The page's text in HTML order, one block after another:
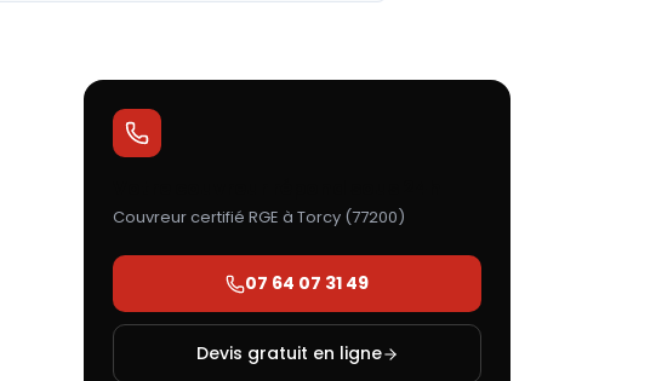
Couvreur certifié RGE à Torcy (77200)
07 64 07 31 49
Devis gratuit en ligne